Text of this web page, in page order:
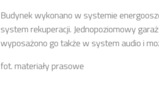
Budynek wykonano w systemie
system rekuperacji. Jednopoziomowy
wyposażono go także w system audio i
fot. materiały prasowe